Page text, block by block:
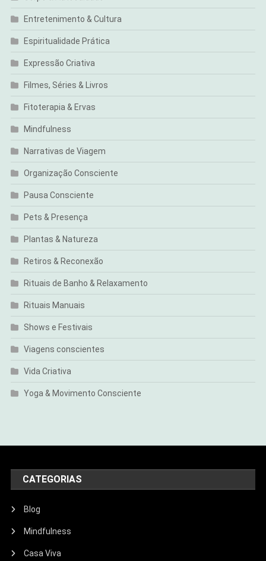
Entretenimento & Cultura
Espiritualidade Prática
Expressão Criativa
Filmes, Séries & Livros
Fitoterapia & Ervas
Mindfulness
Narrativas de Viagem
Organização Consciente
Pausa Consciente
Pets & Presença
Plantas & Natureza
Retiros & Reconexão
Rituais de Banho & Relaxamento
Rituais Manuais
Shows e Festivais
Viagens conscientes
Vida Criativa
Yoga & Movimento Consciente
CATEGORIAS
Blog
Mindfulness
Casa Viva